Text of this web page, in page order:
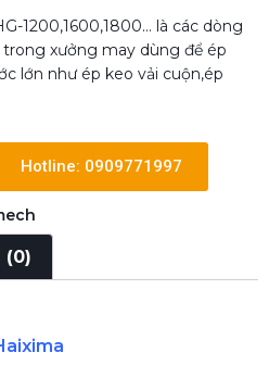
1200,1600,1800… là các dòng
xưởng may dùng để ép
lớn như ép keo vải cuộn,ép
Hotline: 0909771997
(0)